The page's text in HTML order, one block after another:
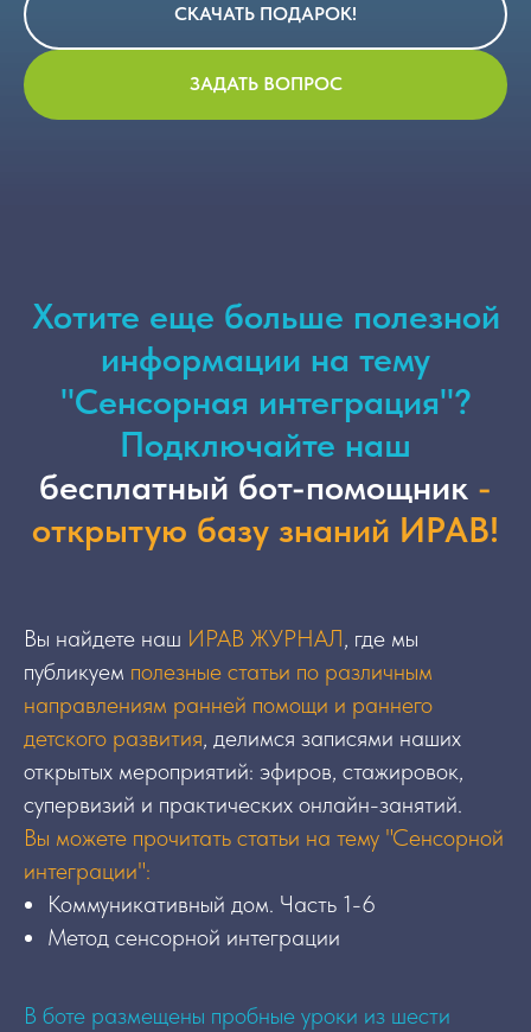
СКАЧАТЬ ПОДАРОК!
ЗАДАТЬ ВОПРОС
Хотите еще больше полезной
информации на тему
"Сенсорная интеграция"?
Подключайте наш
бесплатный бот-помощник -
открытую базу знаний ИРАВ!
Вы найдете наш ИРАВ ЖУРНАЛ, где мы
публикуем полезные статьи по различным
направлениям ранней помощи и раннего
детского развития, делимся записями наших
открытых мероприятий: эфиров, стажировок,
супервизий и практических онлайн-занятий.
Вы можете прочитать статьи на тему "Сенсорной
интеграции":
Коммуникативный дом. Часть 1-6
Метод сенсорной интеграции
В боте размещены пробные уроки из шести